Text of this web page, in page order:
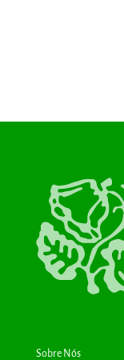
Sobre Nós